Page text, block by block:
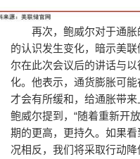
再次，鲍威尔对于通
的认识发生变化，暗示美
尔在此次会议后的讲话与
化。他表示，通货膨胀可
才会有所缓和，给通胀带来
鲍威尔提到，“随着重新开
期的更高，更持久。如果
况相反，我们将采取行动